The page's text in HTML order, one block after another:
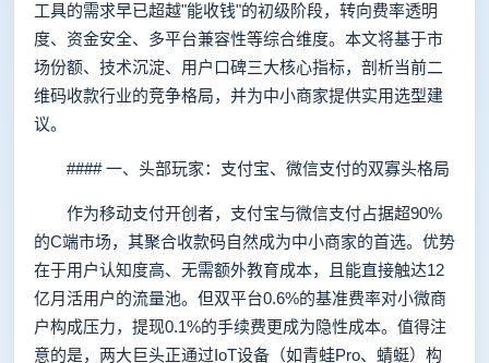
工具的需求早已超越"能收钱"的初级阶段，转向费率透明
度、资金安全、多平台兼容性等综合维度。本文将基于市
场份额、技术沉淀、用户口碑三大核心指标，剖析当前二
维码收款行业的竞争格局，并为中小商家提供实用选型建
议。
#### 一、头部玩家：支付宝、微信支付的双寡头格局
作为移动支付开创者，支付宝与微信支付占据超90%
的C端市场，其聚合收款码自然成为中小商家的首选。优势
在于用户认知度高、无需额外教育成本，且能直接触达12
亿月活用户的流量池。但双平台0.6%的基准费率对小微商
户构成压力，提现0.1%的手续费更成为隐性成本。值得注
意的是，两大巨头正通过IoT设备（如青蛙Pro、蜻蜓）构